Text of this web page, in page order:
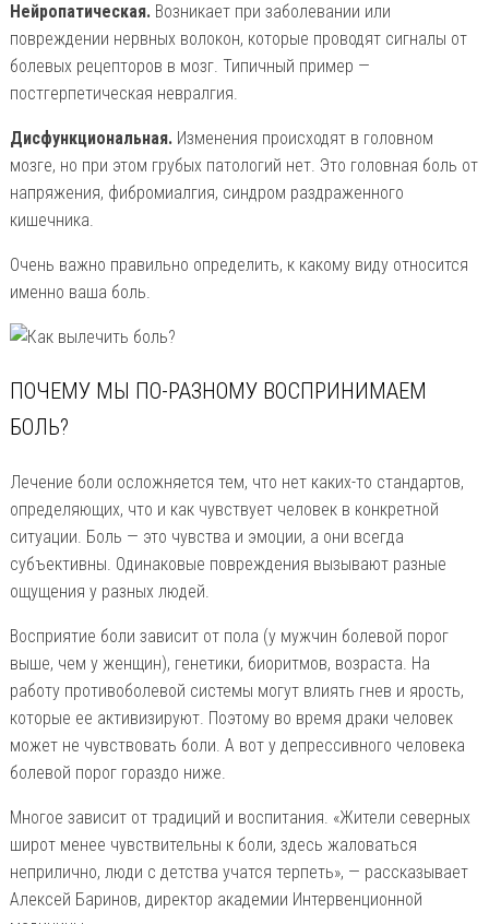
Нейропатическая.Возникает при заболевании или
повреждении нервных волокон, которые проводят сигналы от
болевых рецепторов в мозг. Типичный пример —
постгерпетическая невралгия.
Дисфункциональная.Изменения происходят в головном
мозге, но при этом грубых патологий нет. Это головная боль от
напряжения, фибромиалгия, синдром раздраженного
кишечника.
Очень важно правильно определить, к какому виду относится
именно ваша боль.
ПОЧЕМУ МЫ ПО-РАЗНОМУ ВОСПРИНИМАЕМ
БОЛЬ?
Лечение боли осложняется тем, что нет каких-то стандартов,
определяющих, что и как чувствует человек в конкретной
ситуации. Боль — это чувства и эмоции, а они всегда
субъективны. Одинаковые повреждения вызывают разные
ощущения у разных людей.
Восприятие боли зависит от пола (у мужчин болевой порог
выше, чем у женщин), генетики, биоритмов, возраста. На
работу противоболевой системы могут влиять гнев и ярость,
которые ее активизируют. Поэтому во время драки человек
может не чувствовать боли. А вот у депрессивного человека
болевой порог гораздо ниже.
Многое зависит от традиций и воспитания. «Жители северных
широт менее чувствительны к боли, здесь жаловаться
неприлично, люди с детства учатся терпеть», — рассказывает
Алексей Баринов, директор академии Интервенционной